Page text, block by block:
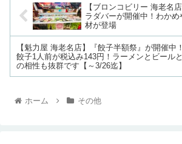
【ブロンコビリー 海老名
ラダバーが開催中！わか
材が登場
【魁力屋 海老名店】『餃子半額祭』が開催中！
餃子1人前が税込み143円！ラーメンとビールと
の相性も抜群です【～3/26迄】
ホーム その他